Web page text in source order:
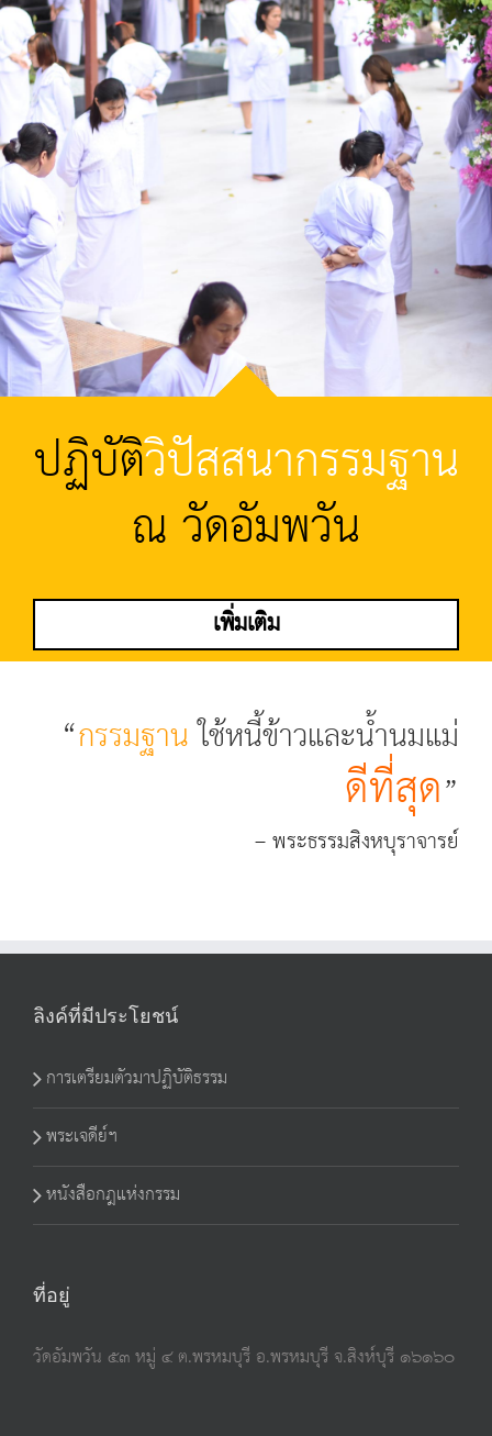
ปฏิบัติวิปัสสนากรรมฐาน
ณ วัดอัมพวัน
เพิ่มเติม
“กรรมฐานใช้หนี้ข้าวและน้ำนมแม่
ดีที่สุด”
– พระธรรมสิงหบุราจารย์
ลิงค์ที่มีประโยชน์
การเตรียมตัวมาปฏิบัติธรรม
พระเจดีย์ฯ
หนังสือกฎแห่งกรรม
ที่อยู่
วัดอัมพวัน ๕๓ หมู่ ๔ ต.พรหมบุรี อ.พรหมบุรี จ.สิงห์บุรี ๑๖๑๖๐